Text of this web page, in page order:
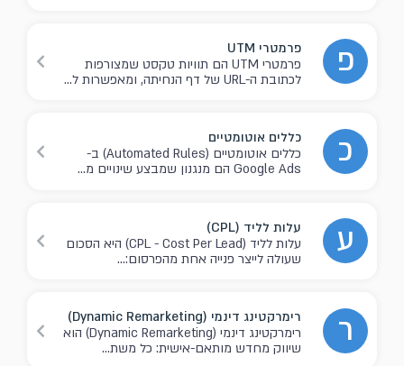
פ
פרמטרי UTM
פרמטרי UTM הם תוויות טקסט שמצורפות
לכתובת ה-URL של דף הנחיתה, ומאפשרות ל...
כ
כללים אוטומטיים
כללים אוטומטיים (Automated Rules) ב-
Google Ads הם מנגנון שמבצע שינויים מ...
ע
עלות לליד (CPL)
עלות לליד (CPL - Cost Per Lead) היא הסכום
שעולה לייצר פנייה אחת מהפרסום:...
ר
רימרקטינג דינמי (Dynamic Remarketing)
רימרקטינג דינמי (Dynamic Remarketing) הוא
שיווק מחדש מותאם-אישית: כל משת...